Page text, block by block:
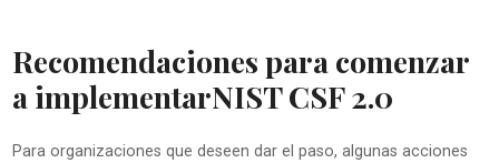
Recomendaciones para comenzar
a implementarNIST CSF 2.0
Para organizaciones que deseen dar el paso, algunas acciones